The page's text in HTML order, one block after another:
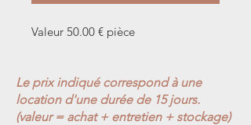
Valeur 50.00 € pièce
Le prix indiqué correspond à une
location d'une durée de 15 jours.
(valeur = achat + entretien + stockage)